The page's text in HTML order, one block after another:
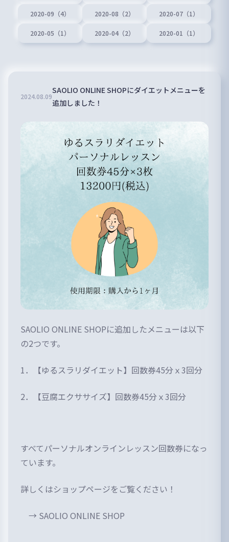
2020-09（4） 2020-08（2） 2020-07（1）
2020-05（1） 2020-04（2） 2020-01（1）
2024.08.09
SAOLIO ONLINE SHOPにダイエットメニューを
追加しました！
SAOLIO ONLINE SHOPに追加したメニューは以下
の2つです。
1． 【ゆるスラリダイエット】回数券45分ｘ3回分
2．【豆腐エクササイズ】回数券45分ｘ3回分
すべてパーソナルオンラインレッスン回数券になっ
ています。
詳しくはショップページをご覧ください！
→ SAOLIO ONLINE SHOP